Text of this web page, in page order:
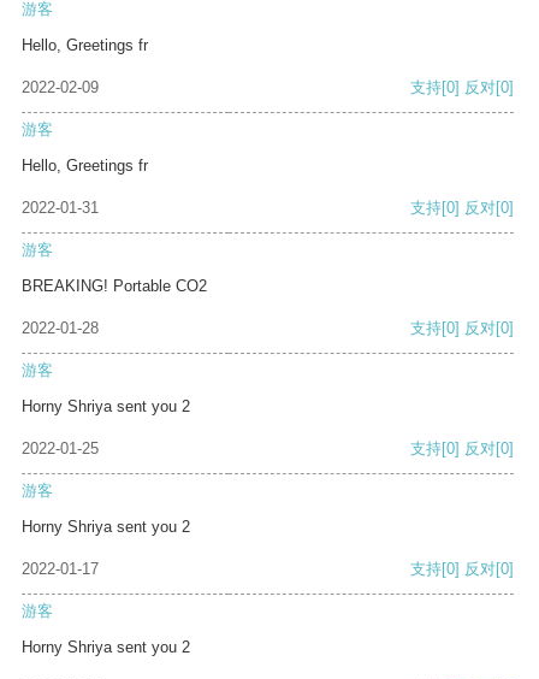
游客
Hello, Greetings fr
2022-02-09 支持[0] 反对[0]
游客
Hello, Greetings fr
2022-01-31 支持[0] 反对[0]
游客
BREAKING! Portable CO2
2022-01-28 支持[0] 反对[0]
游客
Horny Shriya sent you 2
2022-01-25 支持[0] 反对[0]
游客
Horny Shriya sent you 2
2022-01-17 支持[0] 反对[0]
游客
Horny Shriya sent you 2